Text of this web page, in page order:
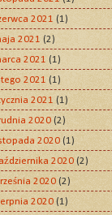
2021 (1)
2021 (2)
2021 (1)
2021 (1)
2021 (1)
2020 (2)
2020 (1)
2020 (2)
2020 (2)
2020 (1)